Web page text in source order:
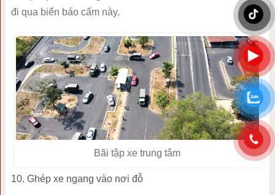
đi qua biển báo cấm này.
Bãi tập xe trung tâm
10. Ghép xe ngang vào nơi đỗ